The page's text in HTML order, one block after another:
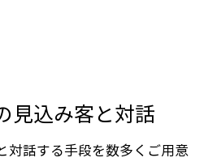
見込み客と対話
対話する手段を数多くご用意